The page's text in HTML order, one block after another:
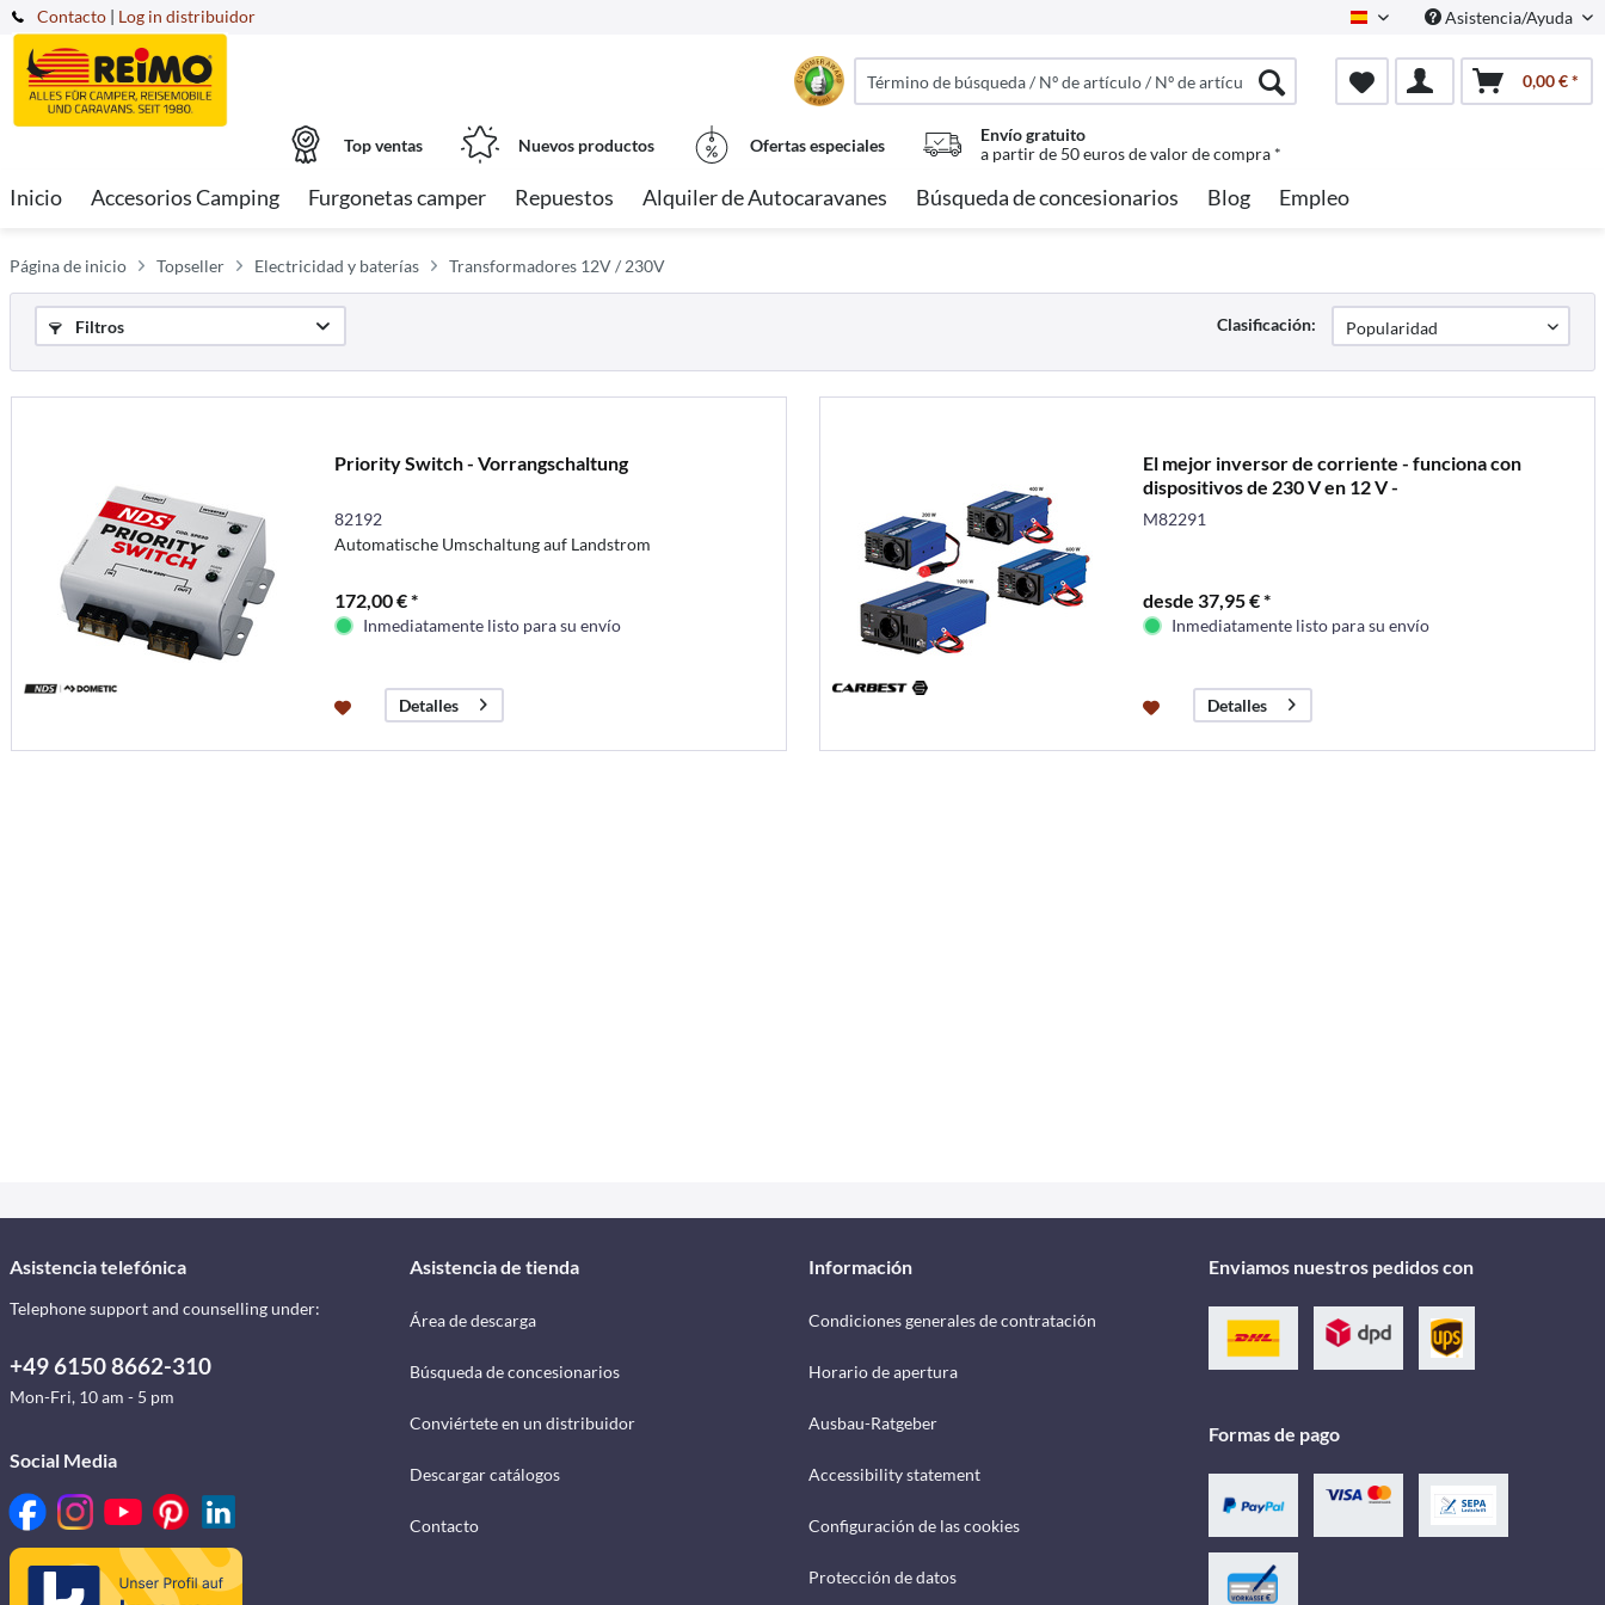
Contacto Spanisch Asistencia/Ayuda
| Log in distribuidor
0,00 € *
Top ventas Nuevos productos Ofertas especiales
Envío gratuito
a partir de 50 euros de valor de compra *
Inicio Accesorios Camping Furgonetas camper Repuestos Alquiler de Autocaravanes Búsqueda de concesionarios Blog Empleo
Página de inicio Topseller Electricidad y baterías Transformadores 12V / 230V
Filtros Clasificación:
Priority Switch - Vorrangschaltung
82192
Automatische Umschaltung auf Landstrom
172,00 € *
Inmediatamente listo para su envío
Detalles
El mejor inversor de corriente - funciona con
dispositivos de 230 V en 12 V -
M82291
desde 37,95 € *
Inmediatamente listo para su envío
Detalles
Asistencia telefónica
Telephone support and counselling under:
+49 6150 8662-310
Mon-Fri, 10 am - 5 pm
Social Media
Asistencia de tienda
Área de descarga
Búsqueda de concesionarios
Conviértete en un distribuidor
Descargar catálogos
Contacto
Información
Condiciones generales de contratación
Horario de apertura
Ausbau-Ratgeber
Accessibility statement
Configuración de las cookies
Protección de datos
Enviamos nuestros pedidos con
Formas de pago